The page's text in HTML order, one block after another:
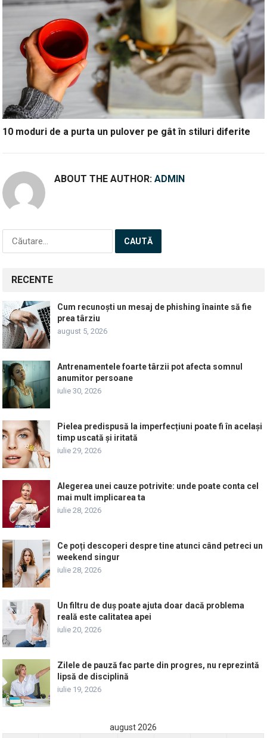
10 moduri de a purta un pulover pe gât în stiluri diferite
ABOUT THE AUTHOR:ADMIN
după:
RECENTE
Cum recunoști un mesaj de phishing înainte să fie
prea târziu
august 5, 2026
Antrenamentele foarte târzii pot afecta somnul
anumitor persoane
iulie 30, 2026
Pielea predispusă la imperfecțiuni poate fi în același
timp uscată și iritată
iulie 29, 2026
Alegerea unei cauze potrivite: unde poate conta cel
mai mult implicarea ta
iulie 28, 2026
Ce poți descoperi despre tine atunci când petreci un
weekend singur
iulie 28, 2026
Un filtru de duș poate ajuta doar dacă problema
reală este calitatea apei
iulie 20, 2026
Zilele de pauză fac parte din progres, nu reprezintă
lipsă de disciplină
iulie 19, 2026
august 2026